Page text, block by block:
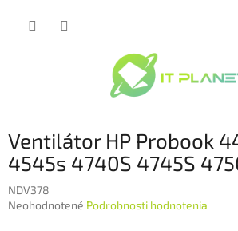
Ventilátor HP Probook
4545s 4740S 4745S
NDV378
Priemerné
Neohodnotené Podrobnosti hodnotenia